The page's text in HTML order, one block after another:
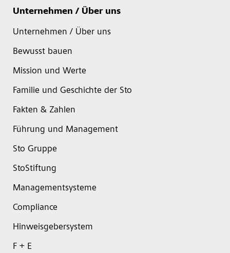
Unternehmen / Über uns
Unternehmen / Über uns
Bewusst bauen
Mission und Werte
Familie und Geschichte der Sto
Fakten & Zahlen
Führung und Management
Sto Gruppe
StoStiftung
Managementsysteme
Compliance
Hinweisgebersystem
F + E